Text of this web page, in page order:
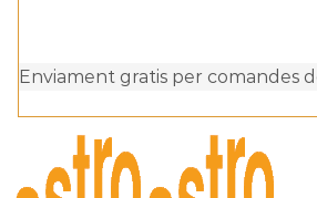
Enviament gratis per comandes